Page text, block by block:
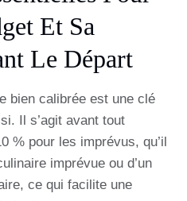
Et Sa
Le Départ
bien calibrée est une clé
Il s’agit avant tout
% pour les imprévus, qu’il
imprévue ou d’un
ce qui facilite une